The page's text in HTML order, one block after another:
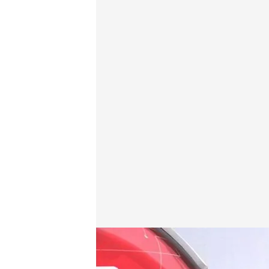
Las noticias, de la mano de Marta Reyero y